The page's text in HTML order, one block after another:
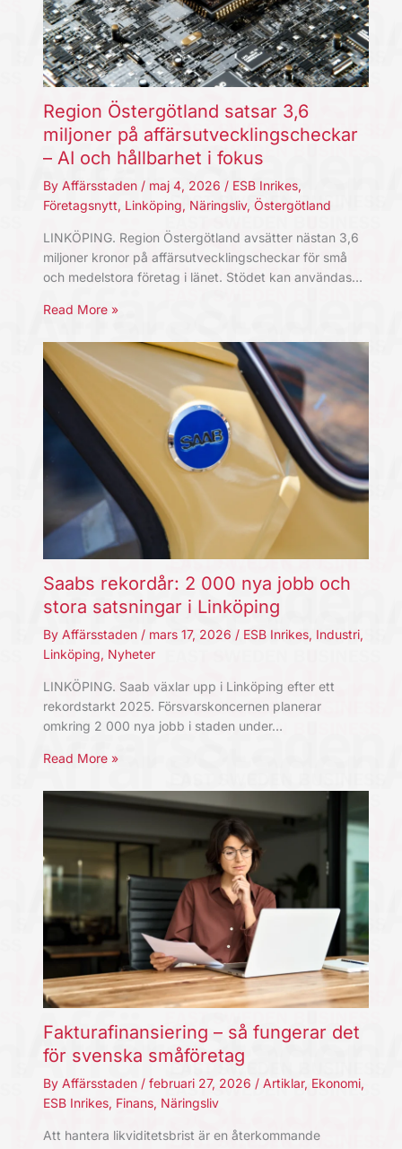
Region Östergötland satsar 3,6
miljoner på affärsutvecklingscheckar
– AI och hållbarhet i fokus
By Affärsstaden / maj 4, 2026 / ESB Inrikes,
Företagsnytt, Linköping, Näringsliv, Östergötland
LINKÖPING. Region Östergötland avsätter nästan 3,6
miljoner kronor på affärsutvecklingscheckar för små
och medelstora företag i länet. Stödet kan användas…
Read More »
Saabs rekordår: 2 000 nya jobb och
stora satsningar i Linköping
By Affärsstaden / mars 17, 2026 / ESB Inrikes, Industri,
Linköping, Nyheter
LINKÖPING. Saab växlar upp i Linköping efter ett
rekordstarkt 2025. Försvarskoncernen planerar
omkring 2 000 nya jobb i staden under…
Read More »
Fakturafinansiering – så fungerar det
för svenska småföretag
By Affärsstaden / februari 27, 2026 / Artiklar, Ekonomi,
ESB Inrikes, Finans, Näringsliv
Att hantera likviditetsbrist är en återkommande